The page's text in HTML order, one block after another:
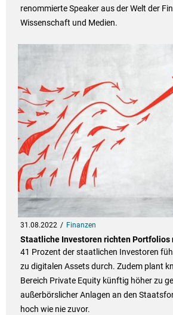
renommierte Speaker aus der Welt der
Wissenschaft und Medien.
31.08.2022 Finanzen
Staatliche Investoren richten Portfolios
41 Prozent der staatlichen Investoren
zu digitalen Assets durch. Zudem plant
Bereich Private Equity künftig höher zu
außerbörslicher Anlagen an den
hoch wie nie zuvor.